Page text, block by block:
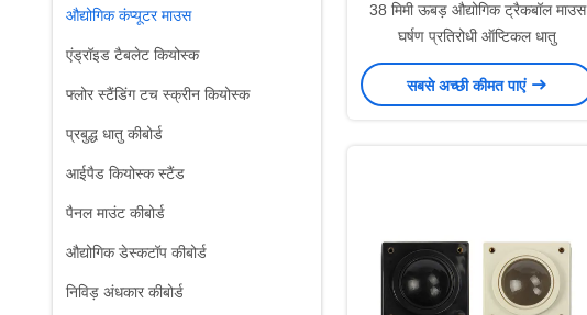
औद्योगिक कंप्यूटर माउस
एंड्रॉइड टैबलेट कियोस्क
फ्लोर स्टैंडिंग टच स्क्रीन कियोस्क
प्रबुद्ध धातु कीबोर्ड
आईपैड कियोस्क स्टैंड
पैनल माउंट कीबोर्ड
औद्योगिक डेस्कटॉप कीबोर्ड
निविड़ अंधकार कीबोर्ड
38 मिमी ऊबड़ औद्योगिक ट्रैकबॉल माउस
घर्षण प्रतिरोधी ऑप्टिकल धातु
सबसे अच्छी कीमत पाएं